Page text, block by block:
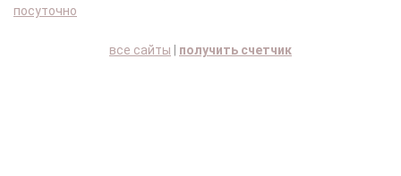
посуточно
все сайты получить счетчик